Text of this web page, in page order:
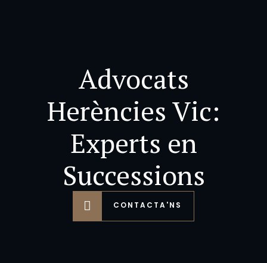
Advocats
Herències Vic:
Experts en
Successions
CONTACTA'NS